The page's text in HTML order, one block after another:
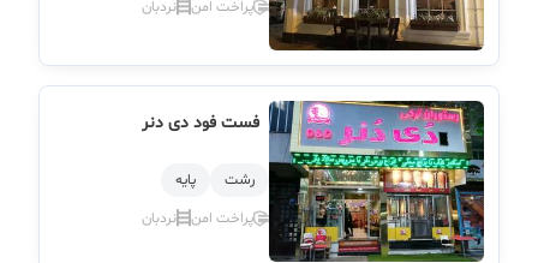
پراخت امن
نردبان
فست فود دی دنر
رشت
پایه
پراخت امن
نردبان